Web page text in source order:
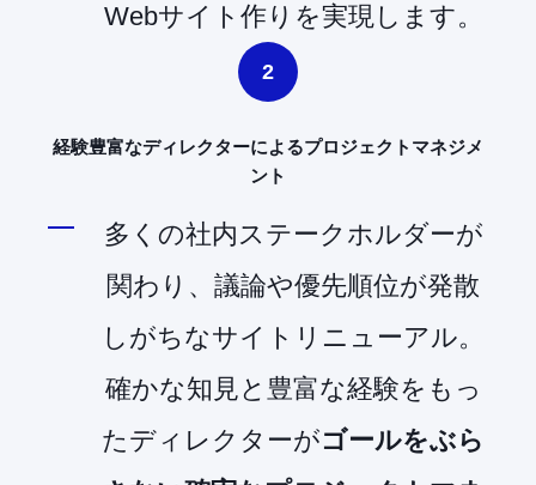
Webサイト作りを実現します。
2
経験豊富なディレクターによるプロジェクトマネジメ
ント
多くの社内ステークホルダーが
関わり、議論や優先順位が発散
しがちなサイトリニューアル。
確かな知見と豊富な経験をもっ
たディレクターがゴールをぶら